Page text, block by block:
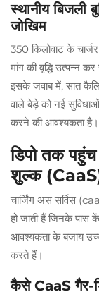
स्थानीय बिजली
जोखिम
350 किलोवाट के
मांग की वृद्धि उत्पन्न
इसके जवाब में, सात
वाले बेड़े को नई
करने की आवश्यकता है।
डिपो तक
शुल्क
चार्जिंग अस सर्विस
हो जाती हैं जिनके पास
आवश्यकता के बजाय
करते हैं।
कैसे CaaS गैर-